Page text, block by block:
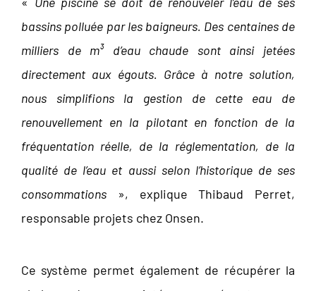
bassins polluée par les baigneurs. Des centaines de
milliers de m³ d’eau chaude sont ainsi jetées
directement aux égouts. Grâce à notre solution,
nous simplifions la gestion de cette eau de
renouvellement en la pilotant en fonction de la
fréquentation réelle, de la réglementation, de la
qualité de l’eau et aussi selon l’historique de ses
consommations», explique Thibaud Perret,
responsable projets chez Onsen.
Ce système permet également de récupérer la